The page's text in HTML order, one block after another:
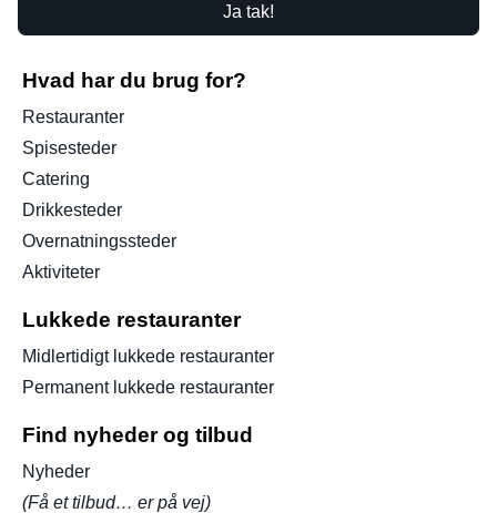
Ja tak!
Hvad har du brug for?
Restauranter
Spisesteder
Catering
Drikkesteder
Overnatningssteder
Aktiviteter
Lukkede restauranter
Midlertidigt lukkede restauranter
Permanent lukkede restauranter
Find nyheder og tilbud
Nyheder
(Få et tilbud… er på vej)